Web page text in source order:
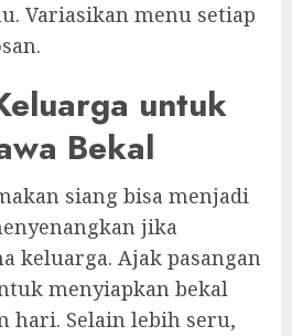
Variasikan menu setiap
untuk
Bekal
siang bisa menjadi
jika
keluarga. Ajak pasangan
menyiapkan bekal
hari. Selain lebih seru,